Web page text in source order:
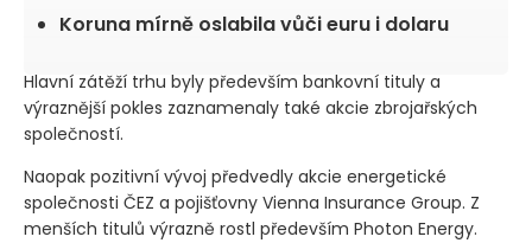
Koruna mírně oslabila vůči euru i dolaru
Hlavní zátěží trhu byly především bankovní tituly a
výraznější pokles zaznamenaly také akcie zbrojařských
společností.
Naopak pozitivní vývoj předvedly akcie energetické
společnosti ČEZ a pojišťovny Vienna Insurance Group. Z
menších titulů výrazně rostl především Photon Energy.